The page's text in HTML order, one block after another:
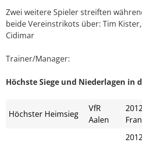
Zwei weitere Spieler streiften
beide Vereinstrikots über: Tim
Cidimar
Trainer/Manager:
Höchste Siege und Niederlagen in
Höchster Heimsieg
VfR
Aalen